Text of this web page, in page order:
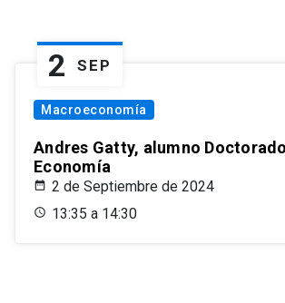
2 SEP
Macroeconomía
Andres Gatty, alumno
Economía
2 de Septiembre de 2024
13:35 a 14:30